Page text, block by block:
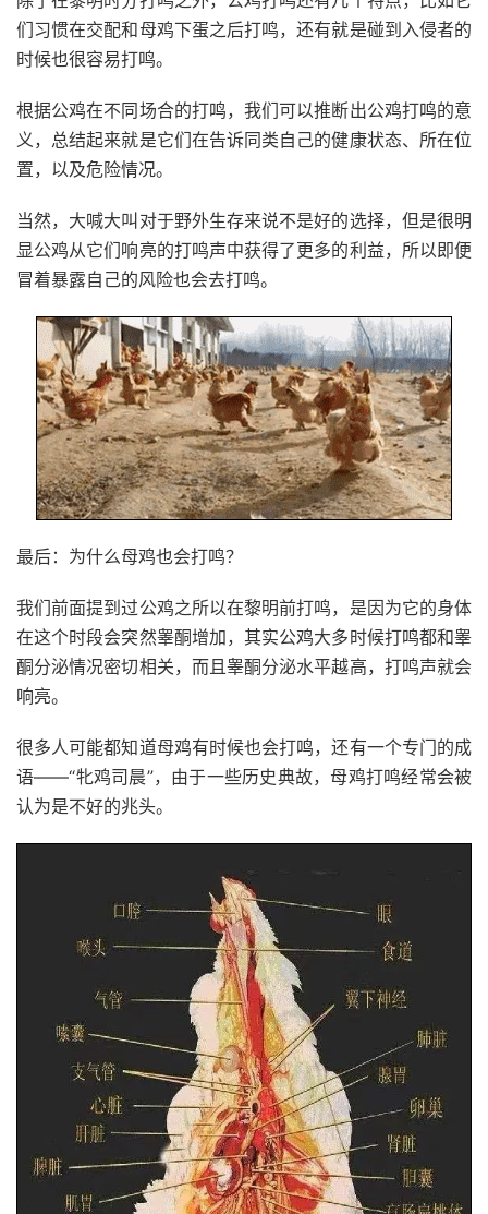
们习惯在交配和母鸡下蛋之后打鸣，还有就是碰到入侵者的
时候也很容易打鸣。
根据公鸡在不同场合的打鸣，我们可以推断出公鸡打鸣的意
义，总结起来就是它们在告诉同类自己的健康状态、所在位
置，以及危险情况。
当然，大喊大叫对于野外生存来说不是好的选择，但是很明
显公鸡从它们响亮的打鸣声中获得了更多的利益，所以即便
冒着暴露自己的风险也会去打鸣。
最后：为什么母鸡也会打鸣？
我们前面提到过公鸡之所以在黎明前打鸣，是因为它的身体
在这个时段会突然睾酮增加，其实公鸡大多时候打鸣都和睾
酮分泌情况密切相关，而且睾酮分泌水平越高，打鸣声就会
响亮。
很多人可能都知道母鸡有时候也会打鸣，还有一个专门的成
语——“牝鸡司晨”，由于一些历史典故，母鸡打鸣经常会被
认为是不好的兆头。